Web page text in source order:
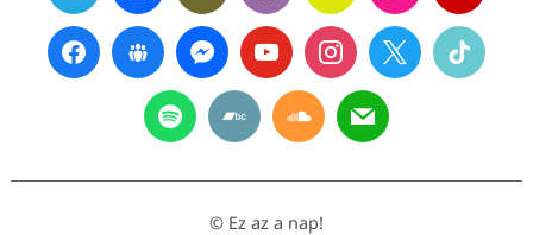
© Ez az a nap!